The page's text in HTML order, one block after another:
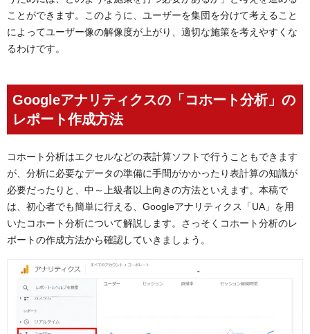
ことができます。このように、ユーザーを集団を分けて考えること
によってユーザー像の解像度が上がり、適切な施策を考えやすくな
るわけです。
Googleアナリティクスの「コホート分析」の
レポート作成方法
コホート分析はエクセルなどの表計算ソフトで行うこともできます
が、分析に必要なデータの準備に手間がかかったり表計算の知識が
必要だったりと、中～上級者以上向きの方法といえます。本稿で
は、初心者でも簡単に行える、Googleアナリティクス「UA」を用
いたコホート分析について解説します。さっそくコホート分析のレ
ポートの作成方法から確認していきましょう。